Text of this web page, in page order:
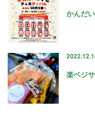
かんだ
楽ベジ